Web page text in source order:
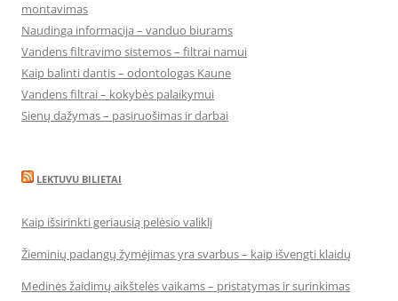
montavimas
Naudinga informacija – vanduo biurams
Vandens filtravimo sistemos – filtrai namui
Kaip balinti dantis – odontologas Kaune
Vandens filtrai – kokybės palaikymui
Sienų dažymas – pasiruošimas ir darbai
LEKTUVU BILIETAI
Kaip išsirinkti geriausią pelėsio valiklį
Žieminių padangų žymėjimas yra svarbus – kaip išvengti klaidų
Medinės žaidimų aikštelės vaikams – pristatymas ir surinkimas